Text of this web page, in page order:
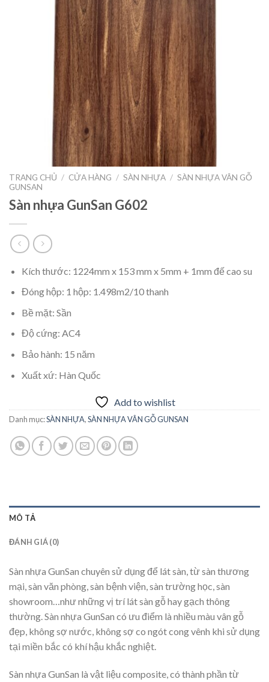
TRANG CHỦ / CỬA HÀNG / SÀN NHỰA / SÀN NHỰA VÂN GỖ
GUNSAN
Sàn nhựa GunSan G602
Kích thước: 1224mm x 153 mm x 5mm + 1mm đế cao su
Đóng hộp: 1 hộp: 1.498m2/10 thanh
Bề mặt: Sần
Độ cứng: AC4
Bảo hành: 15 năm
Xuất xứ: Hàn Quốc
Add to wishlist
Danh mục:SÀN NHỰA,SÀN NHỰA VÂN GỖ GUNSAN
MÔ TẢ
ĐÁNH GIÁ (0)
Sàn nhựa GunSan chuyên sử dụng để lát sàn, từ sàn thương
mại, sàn văn phòng, sàn bệnh viện, sàn trường học, sàn
showroom…như những vị trí lát sàn gỗ hay gạch thông
thường. Sàn nhựa GunSan có ưu điểm là nhiều màu vân gỗ
đẹp, không sợ nước, không sợ co ngót cong vênh khi sử dụng
tại miền bắc có khí hậu khắc nghiệt.
Sàn nhựa GunSan là vật liệu composite, có thành phần từ